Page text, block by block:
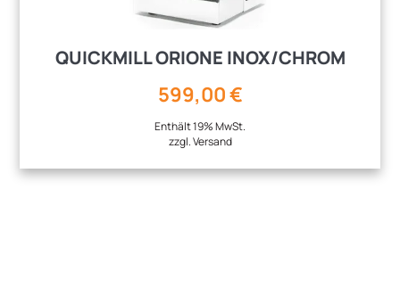
QUICKMILL ORIONE INOX/CHROM
599,00€
Enthält 19% MwSt.
zzgl.Versand